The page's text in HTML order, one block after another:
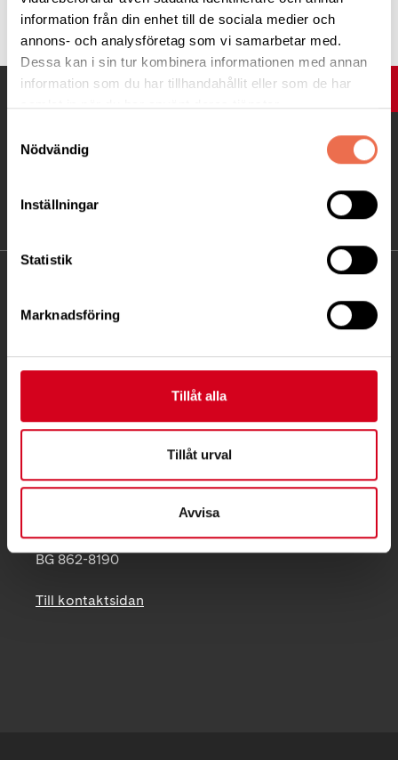
information från din enhet till de sociala medier och
annons- och analysföretag som vi samarbetar med.
Dessa kan i sin tur kombinera informationen med annan
information som du har tillhandahållit eller som de har
samlat in när du har använt deras tjänster.
Nödvändig
Inställningar
Statistik
Marknadsföring
Tillåt alla
Tillåt urval
Avvisa
Tipsa
Besöksadress:
, 519 96 Fotskäl
0738 – 317 551
519 96 Fotskäl
mark@neuro.se
BG 862-8190
Till kontaktsidan